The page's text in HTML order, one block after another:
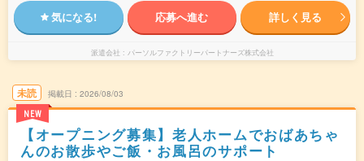
気になる! 応募へ進む 詳しく見る
派遣会社 パーソルファクトリーパートナーズ株式会社
未読
NEW
掲載日 2026/08/03
【オープニング募集】老人ホームでおばあちゃ
んのお散歩やご飯・お風呂のサポート